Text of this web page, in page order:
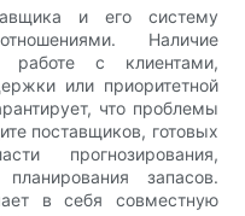
и его систему
Наличие
работе с клиентами,
или приоритетной
что проблемы
поставщиков, готовых
прогнозирования,
запасов.
в себя совместную